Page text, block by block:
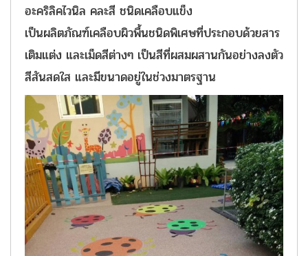
อะคริลิคไวนิล คละสี ชนิดเคลือบแข็ง
เป็นผลิตภัณฑ์เคลือบผิวพื้นชนิดพิเศษที่ประกอบด้วยสาร
เติมแต่ง และเม็ดสีต่างๆ เป็นสีที่ผสมผสานกันอย่างลงตัว
สีสันสดใส และมีขนาดอยู่ในช่วงมาตรฐาน